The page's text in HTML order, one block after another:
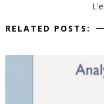
RELATED POSTS: